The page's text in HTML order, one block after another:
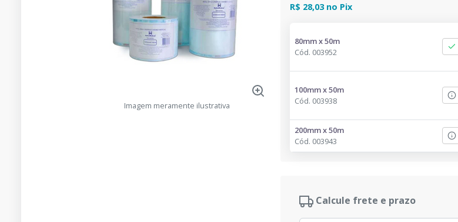
Imagem meramente ilustrativa
R$ 28,03 no Pix
80mm x 50m
Cód. 003952
100mm x 50m
Cód. 003938
200mm x 50m
Cód. 003943
Calcule frete e prazo